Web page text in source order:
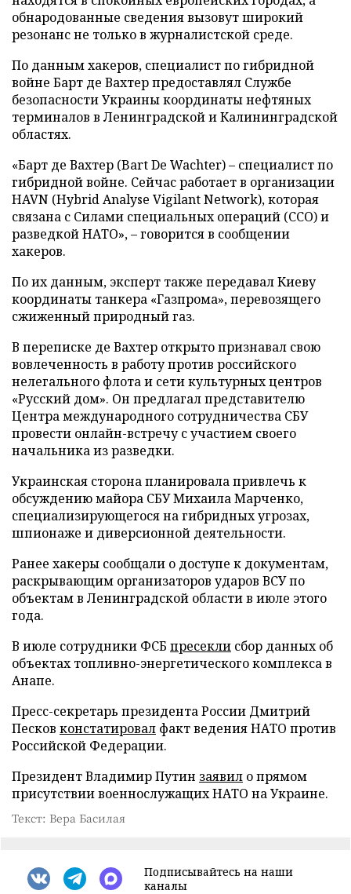
обнародованные сведения вызовут широкий
резонанс не только в журналистской среде.
По данным хакеров, специалист по гибридной
войне Барт де Вахтер предоставлял Службе
безопасности Украины координаты нефтяных
терминалов в Ленинградской и Калининградской
областях.
«Барт де Вахтер (Bart De Wachter) – специалист по
гибридной войне. Сейчас работает в организации
HAVN (Hybrid Analyse Vigilant Network), которая
связана с Силами специальных операций (ССО) и
разведкой НАТО», – говорится в сообщении
хакеров.
По их данным, эксперт также передавал Киеву
координаты танкера «Газпрома», перевозящего
сжиженный природный газ.
В переписке де Вахтер открыто признавал свою
вовлеченность в работу против российского
нелегального флота и сети культурных центров
«Русский дом». Он предлагал представителю
Центра международного сотрудничества СБУ
провести онлайн-встречу с участием своего
начальника из разведки.
Украинская сторона планировала привлечь к
обсуждению майора СБУ Михаила Марченко,
специализирующегося на гибридных угрозах,
шпионаже и диверсионной деятельности.
Ранее хакеры сообщали о доступе к документам,
раскрывающим организаторов ударов ВСУ по
объектам в Ленинградской области в июле этого
года.
В июле сотрудники ФСБ пресекли сбор данных об
объектах топливно-энергетического комплекса в
Анапе.
Пресс-секретарь президента России Дмитрий
Песков констатировал факт ведения НАТО против
Российской Федерации.
Президент Владимир Путин заявил о прямом
присутствии военнослужащих НАТО на Украине.
Текст: Вера Басилая
Подписывайтесь на наши
каналы